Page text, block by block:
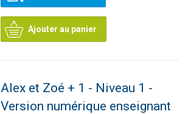
Ajouter au panier
Alex et Zoé + 1 - Niveau 1 -
Version numérique enseignant